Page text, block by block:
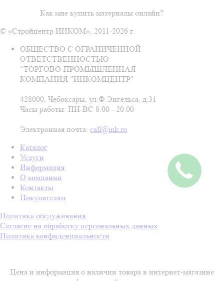
Как мне купить материалы онлайн?
© «Стройцентр ИНКОМ», 2011-2026 г.
ОБЩЕСТВО С ОГРАНИЧЕННОЙ
ОТВЕТСТВЕННОСТЬЮ
"ТОРГОВО-ПРОМЫШЛЕННАЯ
КОМПАНИЯ "ИНКОМЦЕНТР"
428000, Чебоксары, ул.Ф.Энгельса, д.31
Часы работы: ПН-ВС 8.00 - 20.00
Электронная почта: call@ink.ru
Каталог
Услуги
Информация
О компании
Контакты
Покупателям
Политика обслуживания
Согласие на обработку персональных данных
Политика конфиденциальности
Цена и информация о наличии товара в интернет-магазине